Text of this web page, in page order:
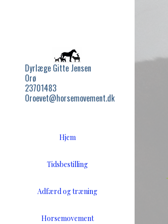
Dyrlæge Gitte Jensen
Orø
23701483
Oroevet@horsemovement.dk
Hjem
Tidsbestilling
Adfærd og træning
Horsemovement